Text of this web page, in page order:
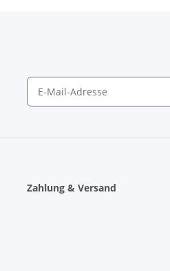
Zahlung & Versand